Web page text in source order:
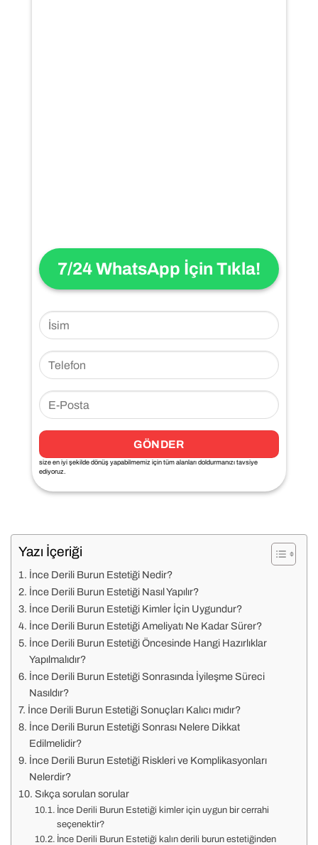
7/24 WhatsApp İçin Tıkla!
size en iyi şekilde dönüş yapabilmemiz için tüm alanları doldurmanızı tavsiye
ediyoruz.
Yazı İçeriği
İnce Derili Burun Estetiği Nedir?
İnce Derili Burun Estetiği Nasıl Yapılır?
İnce Derili Burun Estetiği Kimler İçin Uygundur?
İnce Derili Burun Estetiği Ameliyatı Ne Kadar Sürer?
İnce Derili Burun Estetiği Öncesinde Hangi Hazırlıklar
Yapılmalıdır?
İnce Derili Burun Estetiği Sonrasında İyileşme Süreci
Nasıldır?
İnce Derili Burun Estetiği Sonuçları Kalıcı mıdır?
İnce Derili Burun Estetiği Sonrası Nelere Dikkat
Edilmelidir?
İnce Derili Burun Estetiği Riskleri ve Komplikasyonları
Nelerdir?
Sıkça sorulan sorular
İnce Derili Burun Estetiği kimler için uygun bir cerrahi
seçenektir?
İnce Derili Burun Estetiği kalın derili burun estetiğinden